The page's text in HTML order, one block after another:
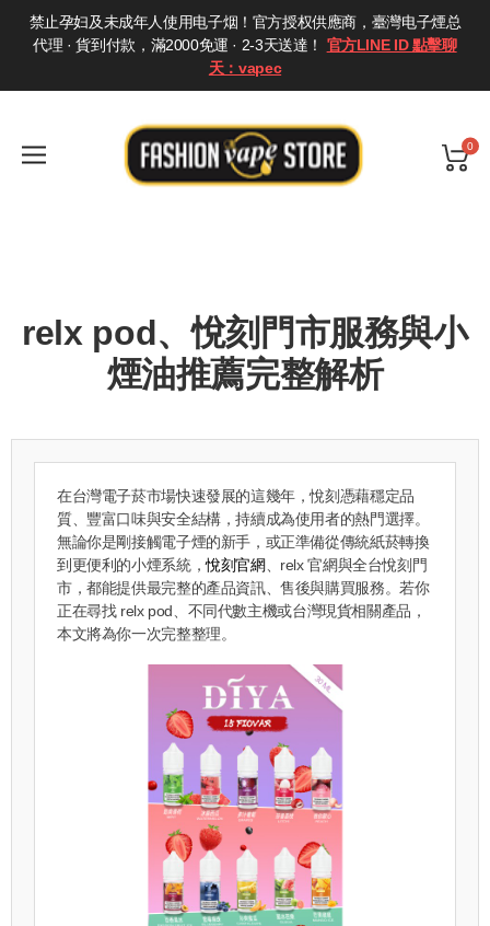
禁止孕妇及未成年人使用电子烟！官方授权供應商，臺灣电子煙总
代理 · 貨到付款，滿2000免運 · 2-3天送達！ 官方LINE ID 點擊聊
天：vapec
0
relx pod、悅刻門市服務與小
煙油推薦完整解析
在台灣電子菸市場快速發展的這幾年，悅刻憑藉穩定品
質、豐富口味與安全結構，持續成為使用者的熱門選擇。
無論你是剛接觸電子煙的新手，或正準備從傳統紙菸轉換
到更便利的小煙系統，悅刻官網 、relx 官網與全台悅刻門
市，都能提供最完整的產品資訊、售後與購買服務。若你
正在尋找 relx pod、不同代數主機或台灣現貨相關產品，
本文將為你一次完整整理。